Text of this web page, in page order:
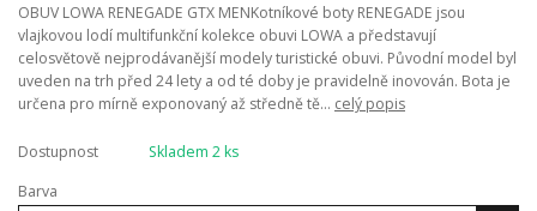
OBUV LOWA RENEGADE GTX MENKotníkové boty RENEGADE jsou
vlajkovou lodí multifunkční kolekce obuvi LOWA a představují
celosvětově nejprodávanější modely turistické obuvi. Původní model byl
uveden na trh před 24 lety a od té doby je pravidelně inovován. Bota je
určena pro mírně exponovaný až středně tě... celý popis
Dostupnost
Skladem 2 ks
Barva